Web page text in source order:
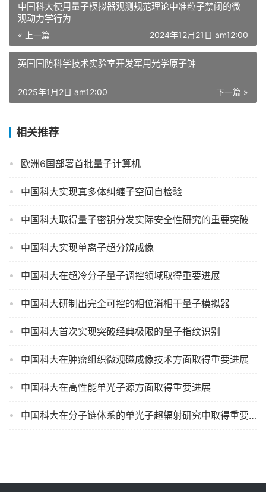
中国科大使用量子模拟器观测规范理论中准粒子禁闭的微
观动力学行为
« 上一篇 2024年12月21日 am12:00
英国国防科学技术实验室开发军用光学原子钟
下一篇 »
2025年1月2日 am12:00
相关推荐
欧洲6国部署首批量子计算机
中国科大实现真多体纠缠子空间自检验
中国科大取得量子密钥分发实际安全性研究的重要突破
中国科大实现单离子超分辨成像
中国科大在超冷分子量子调控领域取得重要进展
中国科大研制出完全可控的相位消相干量子模拟器
中国科大首次实现突破经典极限的量子指纹识别
中国科大在肿瘤组织微观磁成像技术方面取得重要进展
中国科大在高性能单光子源方面取得重要进展
中国科大在分子链体系的单光子超辐射研究中取得重要进展